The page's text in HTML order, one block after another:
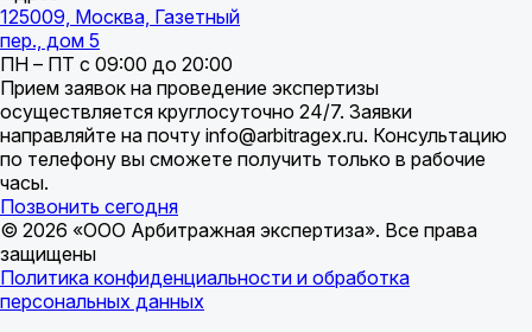
125009, Москва, Газетный
пер., дом 5
ПН – ПТ с 09:00 до 20:00
Прием заявок на проведение экспертизы
осуществляется круглосуточно 24/7. Заявки
направляйте на почту info@arbitragex.ru. Консультацию
по телефону вы сможете получить только в рабочие
часы.
Позвонить сегодня
© 2026 «ООО Арбитражная экспертиза». Все права
защищены
Политика конфиденциальности и обработка
персональных данных